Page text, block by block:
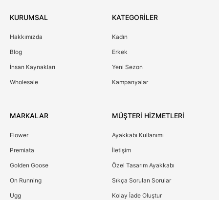
KURUMSAL
Hakkımızda
Blog
İnsan Kaynakları
Wholesale
KATEGORİLER
Kadın
Erkek
Yeni Sezon
Kampanyalar
MARKALAR
Flower
Premiata
Golden Goose
On Running
Ugg
MÜŞTERİ HİZMETLERİ
Ayakkabı Kullanımı
İletişim
Özel Tasarım Ayakkabı
Sıkça Sorulan Sorular
Kolay İade Oluştur